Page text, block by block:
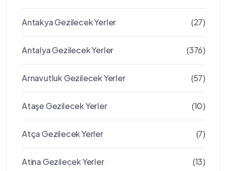
Antakya Gezilecek Yerler (27)
Antalya Gezilecek Yerler (376)
Arnavutluk Gezilecek Yerler (57)
Ataşe Gezilecek Yerler (10)
Atça Gezilecek Yerler (7)
Atina Gezilecek Yerler (13)